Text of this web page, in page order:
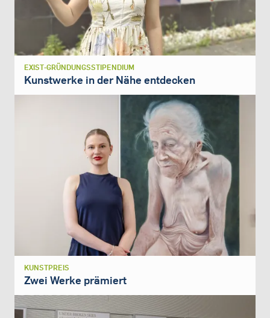
EXIST-GRÜNDUNGSSTIPENDIUM
Kunstwerke in der Nähe entdecken
KUNSTPREIS
Zwei Werke prämiert